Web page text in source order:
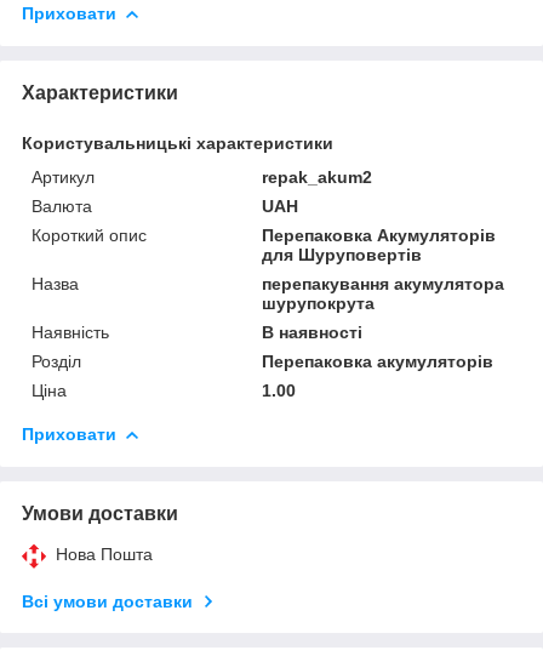
Приховати
Характеристики
Користувальницькі характеристики
Артикул
repak_akum2
Валюта
UAH
Короткий опис
Перепаковка Акумуляторів
для Шуруповертів
Назва
перепакування акумулятора
шурупокрута
Наявність
В наявності
Розділ
Перепаковка акумуляторів
Ціна
1.00
Приховати
Умови доставки
Нова Пошта
Всі умови доставки